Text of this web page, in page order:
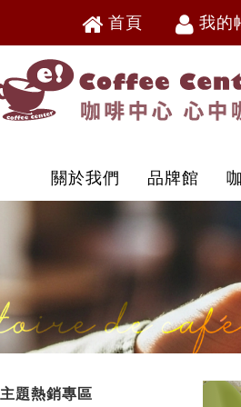
首頁 我的
忘記密
加入會
VIP申
關於我們 品牌館
主題熱銷專區